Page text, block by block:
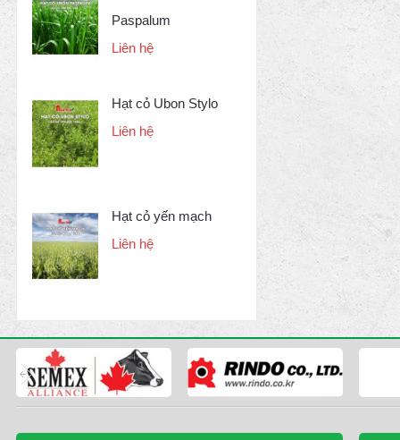
Paspalum
Liên hệ
Hạt cỏ Ubon Stylo
Liên hệ
Hạt cỏ yến mạch
Liên hệ